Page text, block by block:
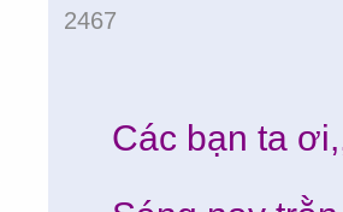
2467
Các bạn ta